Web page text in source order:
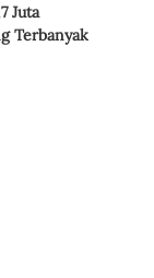
Juta
Terbanyak